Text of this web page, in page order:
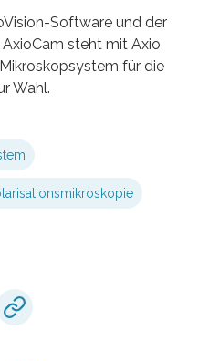
Software und der
steht mit Axio
für die
Wahl.